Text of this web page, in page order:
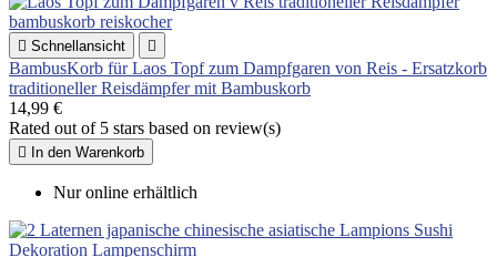
 Schnellansicht 
BambusKorb für Laos Topf zum Dampfgaren von Reis - Ersatzkorb
traditioneller Reisdämpfer mit Bambuskorb
14,99 €
Rated out of 5 stars based on review(s)
 In den Warenkorb
Nur online erhältlich